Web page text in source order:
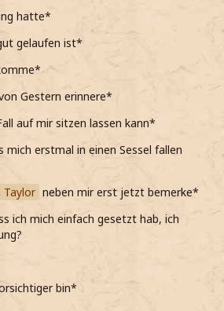
hatte*
gelaufen ist*
Gestern erinnere*
auf mir sitzen lassen kann*
erstmal in einen Sessel fallen
Taylor neben mir erst jetzt bemerke*
ich mich einfach gesetzt hab, ich
bin*